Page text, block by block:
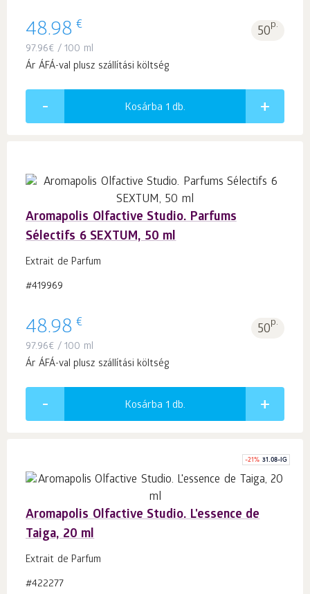
48.98 € 50p.
97.96€ / 100 ml
Ár ÁFÁ-val plusz szállítási költség
Kosárba 1 db.
Aromapolis Olfactive Studio. Parfums
Sélectifs 6 SEXTUM, 50 ml
Extrait de Parfum
#419969
48.98 € 50p.
97.96€ / 100 ml
Ár ÁFÁ-val plusz szállítási költség
Kosárba 1 db.
-21% 31.08-IG
Aromapolis Olfactive Studio. L'essence de
Taiga, 20 ml
Extrait de Parfum
#422277